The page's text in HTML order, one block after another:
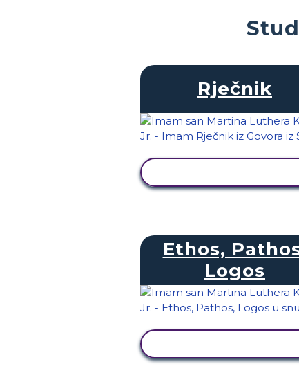
Rječnik
Ethos,
Logos